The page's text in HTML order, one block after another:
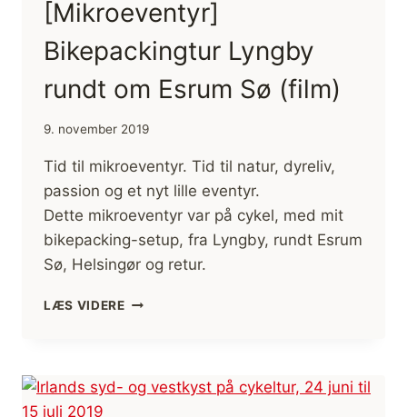
RETUR
[Mikroeventyr]
Bikepackingtur Lyngby
rundt om Esrum Sø (film)
9. november 2019
Tid til mikroeventyr. Tid til natur, dyreliv,
passion og et nyt lille eventyr.
Dette mikroeventyr var på cykel, med mit
bikepacking-setup, fra Lyngby, rundt Esrum
Sø, Helsingør og retur.
LÆS VIDERE[MIKROEVENTYR]
ESRUM